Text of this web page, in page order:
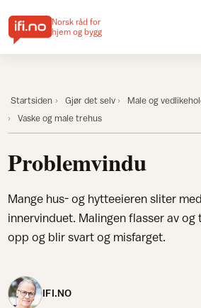
Norsk råd for
hjem og bygg
Startsiden Gjør det selv
Male og
Vaske og male trehus
Problemvindu
Mange hus- og hytteeieren sliter
innervinduet. Malingen flasser av og
opp og blir svart og misfarget.
IFI.NO